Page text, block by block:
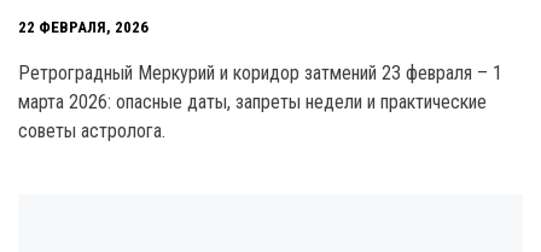
22 ФЕВРАЛЯ, 2026
Ретроградный Меркурий и коридор затмений 23 февраля – 1
марта 2026: опасные даты, запреты недели и практические
советы астролога.